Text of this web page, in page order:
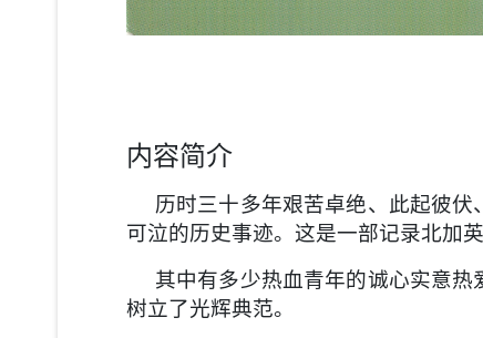
内容简介
历时三十多年艰苦卓绝、此起彼伏
可泣的历史事迹。这是一部记录北加
其中有多少热血青年的诚心实意热
树立了光辉典范。